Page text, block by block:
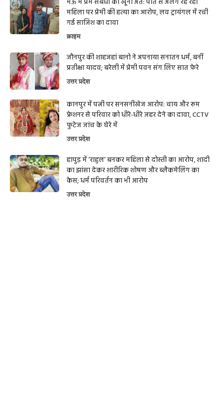
महिला पर प्रेमी की हत्या का आरोप, लव ट्रायंगल में रची
गई साजिश का दावा
क्राइम
जौनपुर की शाहजहां बानो ने अपनाया सनातन धर्म, बनीं
प्रतीक्षा यादव; बरेली में प्रेमी पवन संग लिए सात फेरे
उत्तर प्रदेश
कानपुर में पत्नी पर सनसनीखेज आरोप: चाय और रूम
फ्रेशनर से परिवार को धीरे-धीरे जहर देने का दावा, CCTV
फुटेज जांच के घेरे में
उत्तर प्रदेश
हापुड़ में ‘राहुल’ बनकर महिला से दोस्ती का आरोप, शादी
का झांसा देकर शारीरिक शोषण और ब्लैकमेलिंग का
केस; धर्म परिवर्तन का भी आरोप
उत्तर प्रदेश